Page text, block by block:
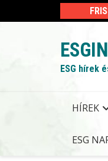
to
ESG hírek
HÍREK
ESG